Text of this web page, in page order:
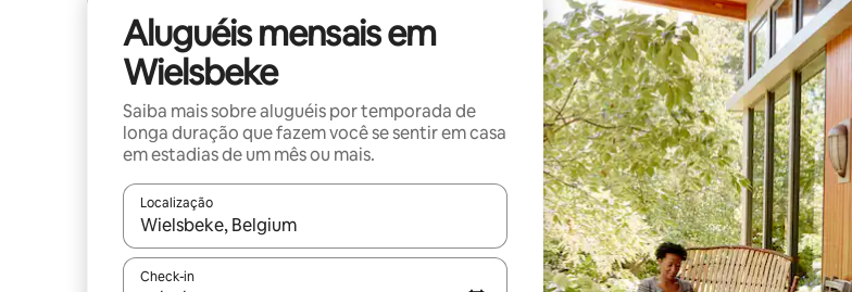
Aluguéis mensais em
Wielsbeke
Saiba mais sobre aluguéis por temporada de
longa duração que fazem você se sentir em casa
em estadias de um mês ou mais.
Localização
Quando os resultados estiverem disponíveis, explore-os usando as seta para cima e para baixo do
Check-in